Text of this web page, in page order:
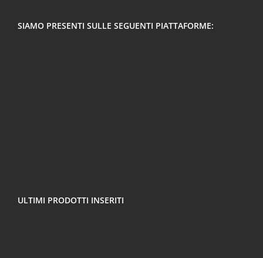
SIAMO PRESENTI SULLE SEGUENTI PIATTAFORME:
ULTIMI PRODOTTI INSERITI